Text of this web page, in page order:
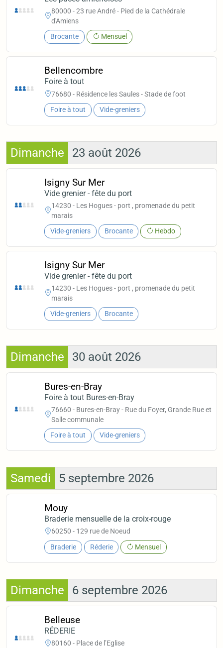
80000 - 23 rue André - Pied de la Cathédrale
d'Amiens
Brocante Mensuel
Bellencombre
Foire à tout
76680 - Résidence les Saules - Stade de foot
Foire à tout Vide-greniers
Dimanche 23 août 2026
Isigny Sur Mer
Vide grenier - fête du port
14230 - Les Hogues - port , promenade du petit
marais
Vide-greniers Brocante Hebdo
Isigny Sur Mer
Vide grenier - fête du port
14230 - Les Hogues - port , promenade du petit
marais
Vide-greniers Brocante
Dimanche 30 août 2026
Bures-en-Bray
Foire à tout Bures-en-Bray
76660 - Bures-en-Bray - Rue du Foyer, Grande Rue et
Salle communale
Foire à tout Vide-greniers
Samedi 5 septembre 2026
Mouy
Braderie mensuelle de la croix-rouge
60250 - 129 rue de Noeud
Braderie Réderie Mensuel
Dimanche 6 septembre 2026
Belleuse
RÉDERIE
80160 - Place de l’Eglise